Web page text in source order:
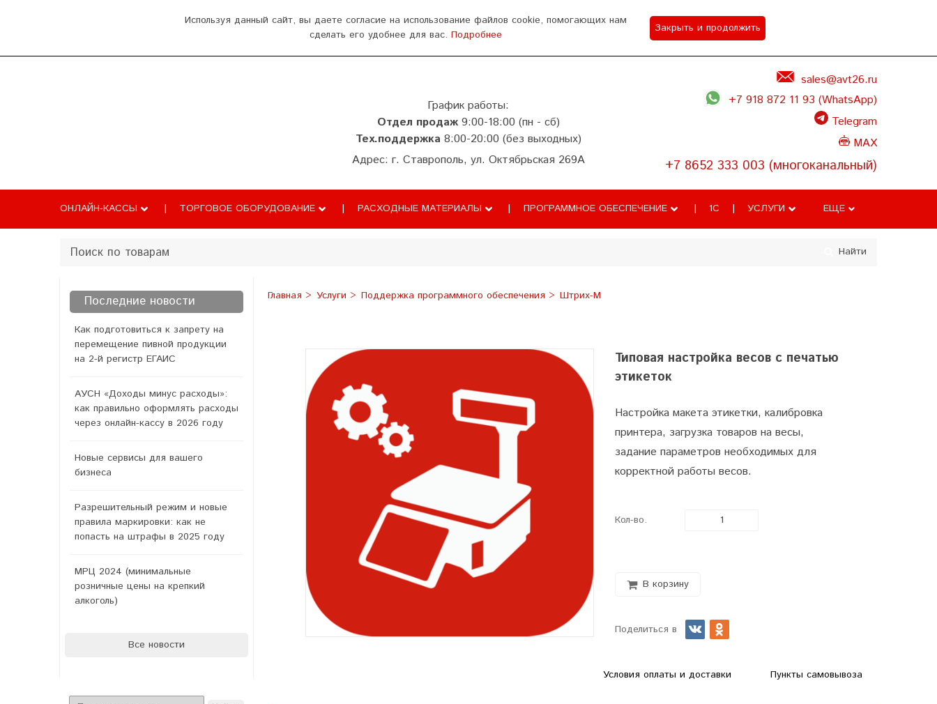
Оплата и доставка Как добраться
График работы:
Отдел продаж9:00-18:00 (пн - сб)
Тех.поддержка 8:00-20:00 (без выходных)
Адрес: г. Ставрополь, ул. Октябрьская 269А
sales@avt26.ru
+7 918 872 11 93 (WhatsApp)
Telegram
MAX
+7 8652 333 003 (многоканальный)
ОНЛАЙН-КАССЫ ТОРГОВОЕ ОБОРУДОВАНИЕ РАСХОДНЫЕ МАТЕРИАЛЫ ПРОГРАММНОЕ ОБЕСПЕЧЕНИЕ 1С УСЛУГИ ЕЩЕ
Найти
Последние новости
Как подготовиться к запрету на
перемещение пивной продукции
на 2-й регистр ЕГАИС
АУСН «Доходы минус расходы»:
как правильно оформлять расходы
через онлайн-кассу в 2026 году
Новые сервисы для вашего
бизнеса
Разрешительный режим и новые
правила маркировки: как не
попасть на штрафы в 2025 году
МРЦ 2024 (минимальные
розничные цены на крепкий
алкоголь)
Все новости
Главная Услуги Поддержка программного обеспечения Штрих-М
Типовая настройка весов с печатью
этикеток
Настройка макета этикетки, калибровка
принтера, загрузка товаров на весы,
задание параметров необходимых для
корректной работы весов.
Кол-во.
В корзину
Поделиться в
Условия оплаты и доставки Пункты самовывоза
Используя данный сайт, вы даете согласие на использование файлов cookie, помогающих нам
сделать его удобнее для вас. Подробнее
Закрыть и продолжить